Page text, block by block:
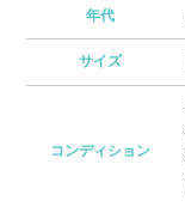
年代
サイズ
コンディション